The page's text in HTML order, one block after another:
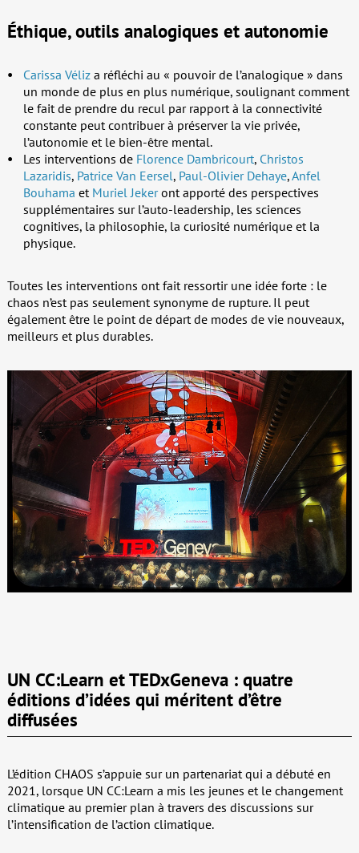
Éthique, outils analogiques et autonomie
Carissa Véliza réfléchi au « pouvoir de l’analogique » dans
un monde de plus en plus numérique, soulignant comment
le fait de prendre du recul par rapport à la connectivité
constante peut contribuer à préserver la vie privée,
l’autonomie et le bien-être mental.
Les interventions de Florence Dambricourt, Christos
Lazaridis, Patrice Van Eersel, Paul-Olivier Dehaye,Anfel
Bouhama et Muriel Jekeront apporté des perspectives
supplémentaires sur l’auto-leadership, les sciences
cognitives, la philosophie, la curiosité numérique et la
physique.
Toutes les interventions ont fait ressortir une idée forte : le
chaos n’est pas seulement synonyme de rupture. Il peut
également être le point de départ de modes de vie nouveaux,
meilleurs et plus durables.
UN CC:Learn et TEDxGeneva : quatre
éditions d’idées qui méritent d’être
diffusées
L’édition CHAOS s’appuie sur un partenariat qui a débuté en
2021, lorsque UN CC:Learn a mis les jeunes et le changement
climatique au premier plan à travers des discussions sur
l’intensification de l’action climatique.